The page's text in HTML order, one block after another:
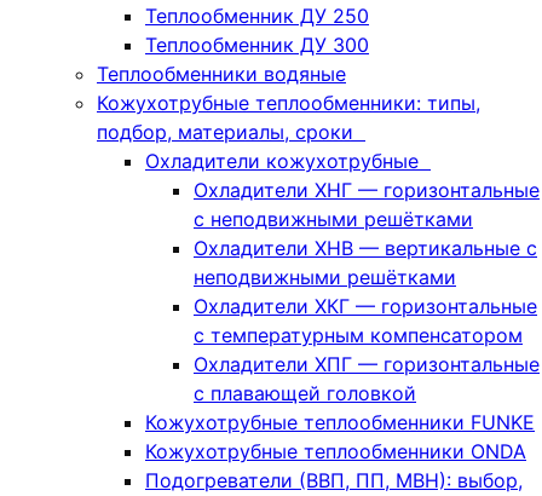
Теплообменник ДУ 250
Теплообменник ДУ 300
Теплообменники водяные
Кожухотрубные теплообменники: типы,
подбор, материалы, сроки
Охладители кожухотрубные
Охладители ХНГ — горизонтальные
с неподвижными решётками
Охладители ХНВ — вертикальные с
неподвижными решётками
Охладители ХКГ — горизонтальные
с температурным компенсатором
Охладители ХПГ — горизонтальные
с плавающей головкой
Кожухотрубные теплообменники FUNKE
Кожухотрубные теплообменники ONDA
Подогреватели (ВВП, ПП, МВН): выбор,